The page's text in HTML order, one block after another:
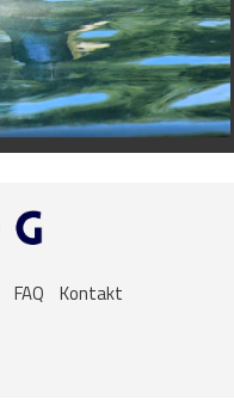
FAQ Kontakt